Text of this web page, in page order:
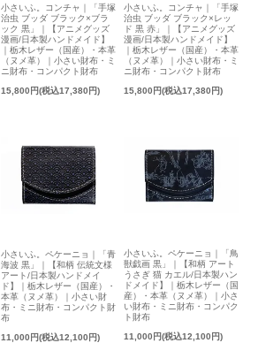
小さいふ。コンチャ｜「手塚
治虫 ブッダ ブラック×ブラ
ック 黒」｜【アニメグッズ
漫画/日本製ハンドメイド】
｜栃木レザー（国産）・本革
（ヌメ革）｜小さい財布・ミ
ニ財布・コンパクト財布
15,800円(税込17,380円)
小さいふ。コンチャ｜「手塚
治虫 ブッダ ブラック×レッ
ド 黒 赤」｜【アニメグッズ
漫画/日本製ハンドメイド】
｜栃木レザー（国産）・本革
（ヌメ革）｜小さい財布・ミ
ニ財布・コンパクト財布
15,800円(税込17,380円)
小さいふ。ペケーニョ｜「青
海波 黒」｜【和柄 伝統文様
アート/日本製ハンドメイ
ド】｜栃木レザー（国産）・
本革（ヌメ革）｜小さい財
布・ミニ財布・コンパクト財
布
11,000円(税込12,100円)
小さいふ。ペケーニョ｜「鳥
獣戯画 黒」｜【和柄 アート
うさぎ 猫 カエル/日本製ハン
ドメイド】｜栃木レザー（国
産）・本革（ヌメ革）｜小さ
い財布・ミニ財布・コンパク
ト財布
11,000円(税込12,100円)